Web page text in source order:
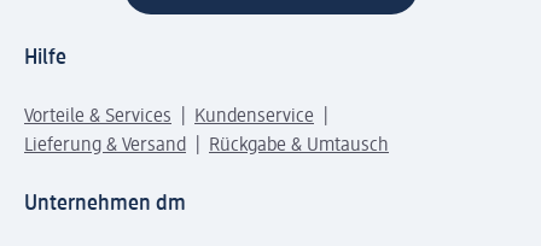
Hilfe
Vorteile & Services
Kundenservice
Lieferung & Versand
Rückgabe & Umtausch
Unternehmen dm